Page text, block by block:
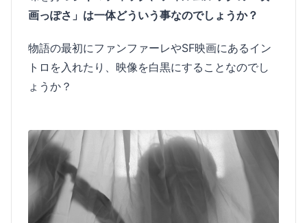
画っぽさ」は一体どういう事なのでしょうか？
物語の最初にファンファーレやSF映画にあるイン
トロを入れたり、映像を白黒にすることなのでし
ょうか？